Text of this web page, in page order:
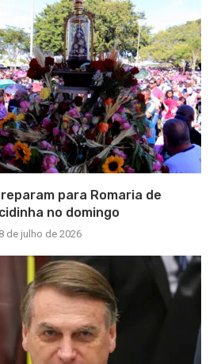
para Romaria de
no domingo
8 de julho de 2026